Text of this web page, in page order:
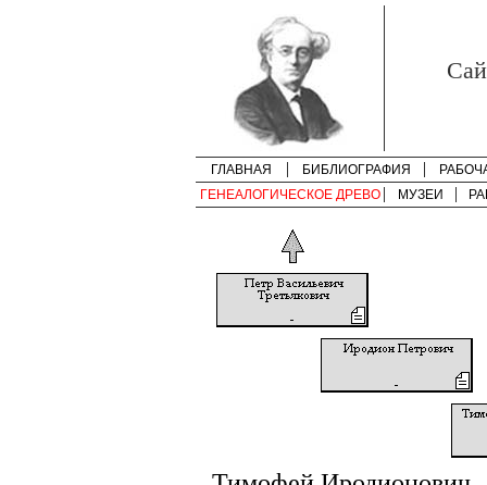
ГЛАВНАЯ БИБЛИОГРАФИЯ
ГЕНЕАЛОГИЧЕСКОЕ ДРЕВО
МУЗЕИ